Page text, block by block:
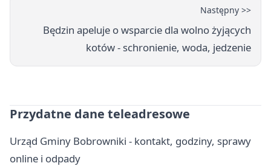
Następny >>
Będzin apeluje o wsparcie dla wolno żyjących
kotów - schronienie, woda, jedzenie
Przydatne dane teleadresowe
Urząd Gminy Bobrowniki - kontakt, godziny, sprawy
online i odpady